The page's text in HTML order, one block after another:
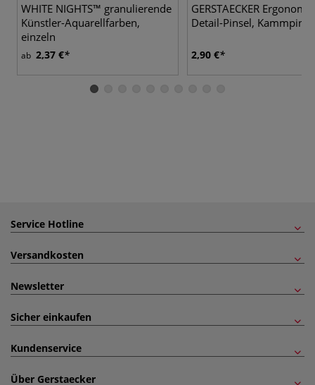
WHITE NIGHTS™ granulierende
Künstler-Aquarellfarben,
einzeln
ab 2,37 €
GERSTAECKER
Detail-Pinsel,
2,90 €
Service Hotline
Versandkosten
Newsletter
Sicher einkaufen
Kundenservice
Über Gerstaecker